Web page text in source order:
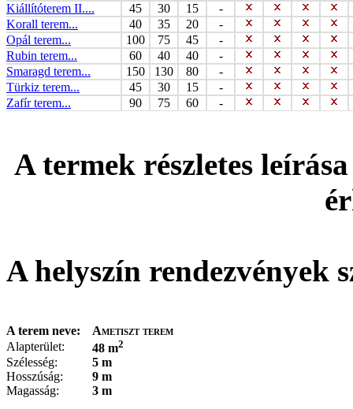
Kiállítóterem II....
45 30 15
-
Korall terem...
40 35 20
-
Opál terem...
100 75 45
-
Rubin terem...
60 40 40
-
Smaragd terem...
150 130 80
-
Türkiz terem...
45 30 15
-
Zafír terem...
90 75 60 -
A termek részletes
A helyszín rendezvények
A terem neve:
Ametiszt terem
Alapterület:
48 m2
Szélesség:
5 m
Hosszúság:
9 m
Magasság:
3 m